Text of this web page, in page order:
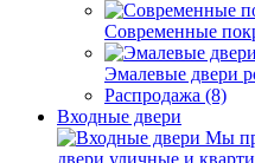
Современные
Эмалевые двери
Распродажа (8)
Входные двери
Мы
двери уличные и